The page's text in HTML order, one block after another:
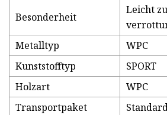
Besonderheit
Leicht
Metalltyp
WPC
Kunststofftyp
SPORT
Holzart
WPC
Transportpaket